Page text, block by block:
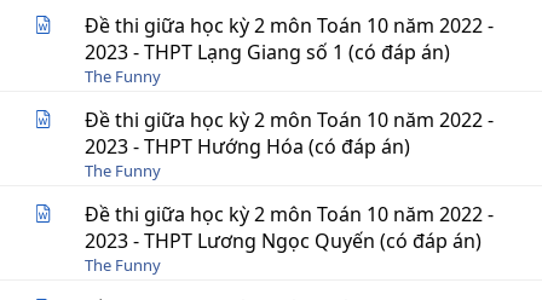
Đề thi giữa học kỳ 2 môn Toán 10 năm 2022 -
2023 - THPT Lạng Giang số 1 (có đáp án)
The Funny
Đề thi giữa học kỳ 2 môn Toán 10 năm 2022 -
2023 - THPT Hướng Hóa (có đáp án)
The Funny
Đề thi giữa học kỳ 2 môn Toán 10 năm 2022 -
2023 - THPT Lương Ngọc Quyến (có đáp án)
The Funny